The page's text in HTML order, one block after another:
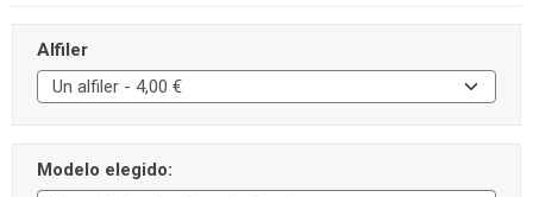
Alfiler
Modelo elegido: